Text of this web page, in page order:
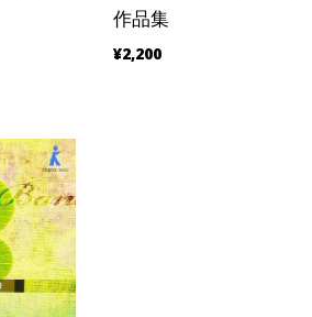
作品集
¥2,200